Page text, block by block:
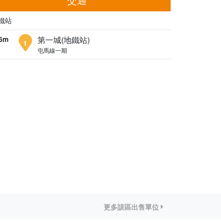
站
1 第一城(地鐵站)
屯馬線一期
更多該區出售單位